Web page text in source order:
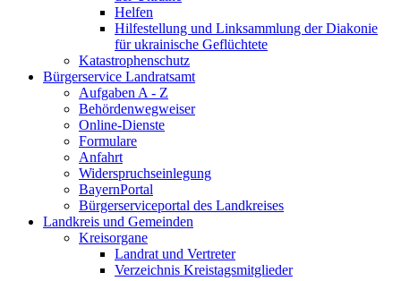
Helfen
Hilfestellung und Linksammlung der Diakonie
für ukrainische Geflüchtete
Katastrophenschutz
Bürgerservice Landratsamt
Aufgaben A - Z
Behördenwegweiser
Online-Dienste
Formulare
Anfahrt
Widerspruchseinlegung
BayernPortal
Bürgerserviceportal des Landkreises
Landkreis und Gemeinden
Kreisorgane
Landrat und Vertreter
Verzeichnis Kreistagsmitglieder